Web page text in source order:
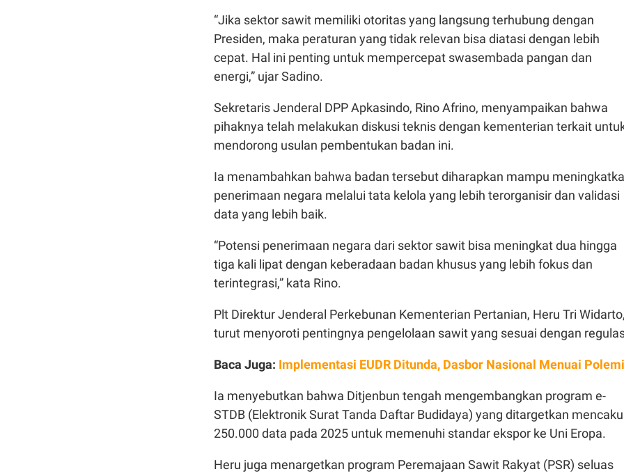
“Jika sektor sawit memiliki otoritas yang langsung terhubung dengan
Presiden, maka peraturan yang tidak relevan bisa diatasi dengan lebih
cepat. Hal ini penting untuk mempercepat swasembada pangan dan
energi,” ujar Sadino.
Sekretaris Jenderal DPP Apkasindo, Rino Afrino, menyampaikan bahwa
pihaknya telah melakukan diskusi teknis dengan kementerian terkait
mendorong usulan pembentukan badan ini.
Ia menambahkan bahwa badan tersebut diharapkan mampu
penerimaan negara melalui tata kelola yang lebih terorganisir dan validasi
data yang lebih baik.
“Potensi penerimaan negara dari sektor sawit bisa meningkat dua hingga
tiga kali lipat dengan keberadaan badan khusus yang lebih fokus dan
terintegrasi,” kata Rino.
Plt Direktur Jenderal Perkebunan Kementerian Pertanian, Heru Tri
turut menyoroti pentingnya pengelolaan sawit yang sesuai dengan
Baca Juga: Implementasi EUDR Ditunda, Dasbor Nasional Menuai
Ia menyebutkan bahwa Ditjenbun tengah mengembangkan program e-
STDB (Elektronik Surat Tanda Daftar Budidaya) yang ditargetkan
250.000 data pada 2025 untuk memenuhi standar ekspor ke Uni Eropa.
Heru juga menargetkan program Peremajaan Sawit Rakyat (PSR) seluas